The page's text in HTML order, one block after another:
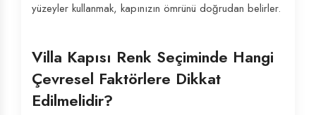
yüzeyler kullanmak, kapınızın ömrünü doğrudan belirler.
Villa Kapısı Renk Seçiminde Hangi
Çevresel Faktörlere Dikkat
Edilmelidir?